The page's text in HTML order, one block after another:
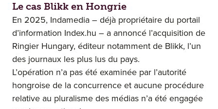
Le cas Blikk en Hongrie
En 2025, Indamedia – déjà propriétaire du portail
d’information Index.hu – a annoncé l’acquisition de
Ringier Hungary, éditeur notamment de Blikk, l’un
des journaux les plus lus du pays.
L’opération n’a pas été examinée par l’autorité
hongroise de la concurrence et aucune procédure
relative au pluralisme des médias n’a été engagée